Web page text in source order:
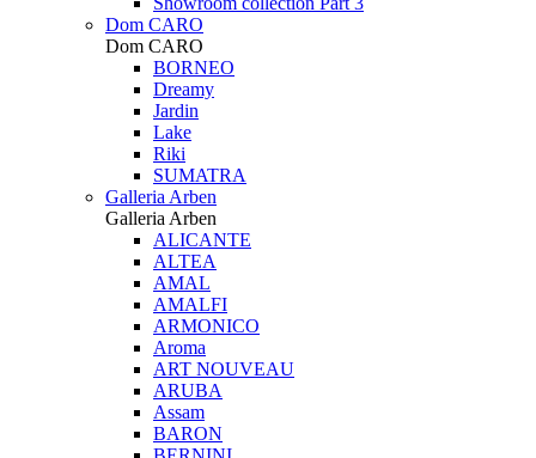
Dom CARO
Dom CARO
BORNEO
Dreamy
Jardin
Lake
Riki
SUMATRA
Galleria Arben
Galleria Arben
ALICANTE
ALTEA
AMAL
AMALFI
ARMONICO
Aroma
ART NOUVEAU
ARUBA
Assam
BARON